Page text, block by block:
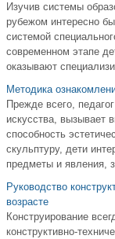
Изучив системы
рубежом интересно
системой
современном этапе
оказывают
Методика
Прежде всего,
искусства, вызывает
способность
скульптуру, дети
предметы и явления,
Руководство
возрасте
Конструирование
конструктивно-